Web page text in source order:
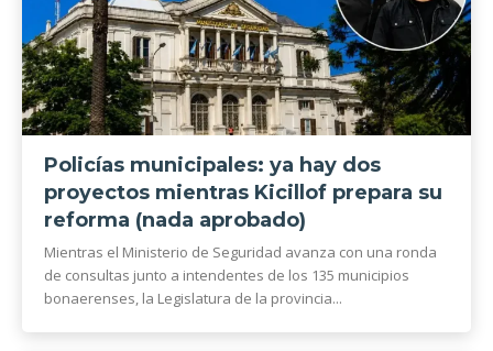
Policías municipales: ya hay dos
proyectos mientras Kicillof prepara su
reforma (nada aprobado)
Mientras el Ministerio de Seguridad avanza con una ronda
de consultas junto a intendentes de los 135 municipios
bonaerenses, la Legislatura de la provincia...